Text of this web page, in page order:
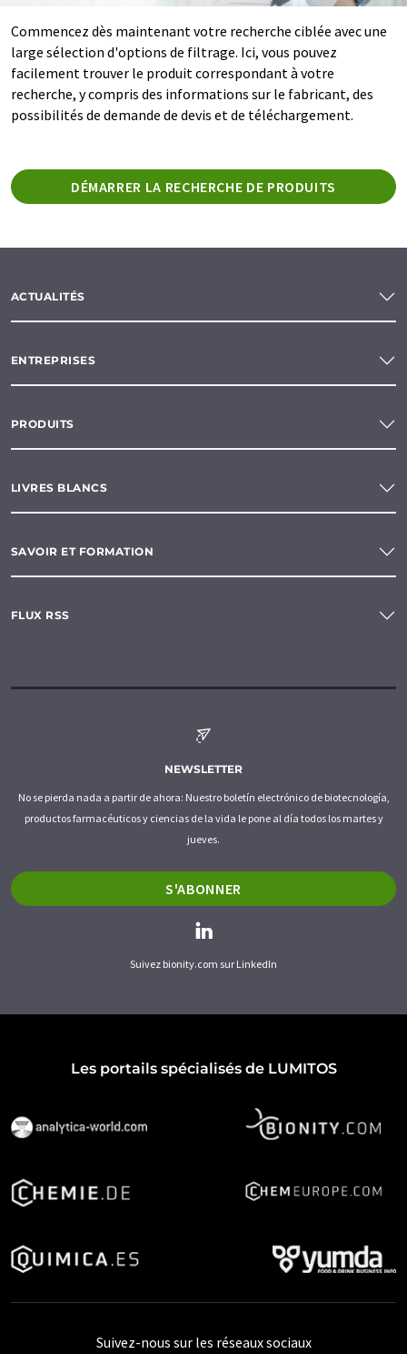
Commencez dès maintenant votre recherche ciblée avec une
large sélection d'options de filtrage. Ici, vous pouvez
facilement trouver le produit correspondant à votre
recherche, y compris des informations sur le fabricant, des
possibilités de demande de devis et de téléchargement.
DÉMARRER LA RECHERCHE DE PRODUITS
ACTUALITÉS
ENTREPRISES
PRODUITS
LIVRES BLANCS
SAVOIR ET FORMATION
FLUX RSS
NEWSLETTER
No se pierda nada a partir de ahora: Nuestro boletín electrónico de biotecnología,
productos farmacéuticos y ciencias de la vida le pone al día todos los martes y
jueves.
S'ABONNER
Suivez bionity.com sur LinkedIn
Les portails spécialisés de LUMITOS
Suivez-nous sur les réseaux sociaux